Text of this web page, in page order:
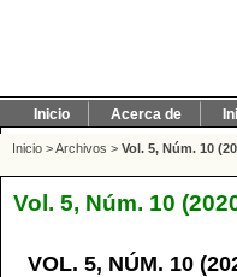
Inicio Acerca de
Inicio >Archivos > Vol. 5, Núm. 10
Vol. 5, Núm. 10
VOL. 5, NÚM. 10